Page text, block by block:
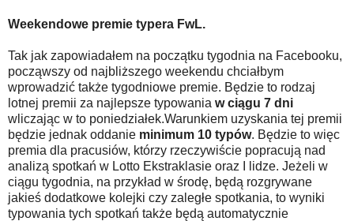
Weekendowe premie typera FwL.
Tak jak zapowiadałem na początku tygodnia na Facebooku,
począwszy od najbliższego weekendu chciałbym
wprowadzić także tygodniowe premie. Będzie to rodzaj
lotnej premii za najlepsze typowania w ciągu 7 dni
wliczając w to poniedziałek.Warunkiem uzyskania tej premii
będzie jednak oddanie minimum 10 typów. Będzie to więc
premia dla pracusiów, którzy rzeczywiście popracują nad
analizą spotkań w Lotto Ekstraklasie oraz I lidze. Jeżeli w
ciągu tygodnia, na przykład w środę, będą rozgrywane
jakieś dodatkowe kolejki czy zaległe spotkania, to wyniki
typowania tych spotkań także będą automatycznie